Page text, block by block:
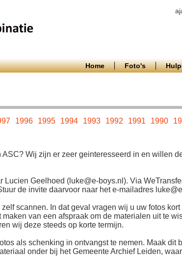
Home Foto's
1996 1995 1994 1993 1992 1991 1990
Wij zijn er zeer geinteresseerd in en willen
Geelhoed (luke@e-boys.nl). Via
de invite daarvoor naar het e-mailadres
scannen. In dat geval vragen wij u uw fotos
van een afspraak om de materialen uit te
wij deze steeds op korte termijn.
als schenking in ontvangst te nemen. Maak
onder bij het Gemeente Archief Leiden,